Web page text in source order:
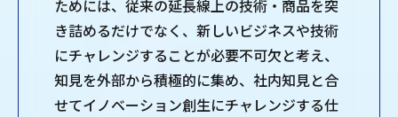
ためには、従来の延長線上の技術・商品を突
き詰めるだけでなく、新しいビジネスや技術
にチャレンジすることが必要不可欠と考え、
知見を外部から積極的に集め、社内知見と合
せてイノベーション創生にチャレンジする仕